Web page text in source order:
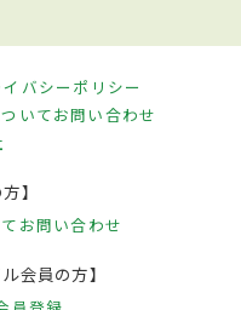
イバシーポリシー
いてお問い合わせ
】
お問い合わせ
会員の方】